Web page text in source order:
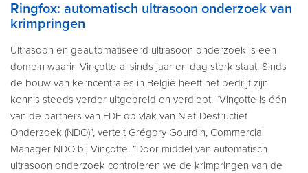
Ringfox: automatisch ultrasoon onderzoek van
krimpringen
Ultrasoon en geautomatiseerd ultrasoon onderzoek is een
domein waarin Vinçotte al sinds jaar en dag sterk staat. Sinds
de bouw van kerncentrales in België heeft het bedrijf zijn
kennis steeds verder uitgebreid en verdiept. “Vinçotte is één
van de partners van EDF op vlak van Niet-Destructief
Onderzoek (NDO)”, vertelt Grégory Gourdin, Commercial
Manager NDO bij Vinçotte. “Door middel van automatisch
ultrasoon onderzoek controleren we de krimpringen van de